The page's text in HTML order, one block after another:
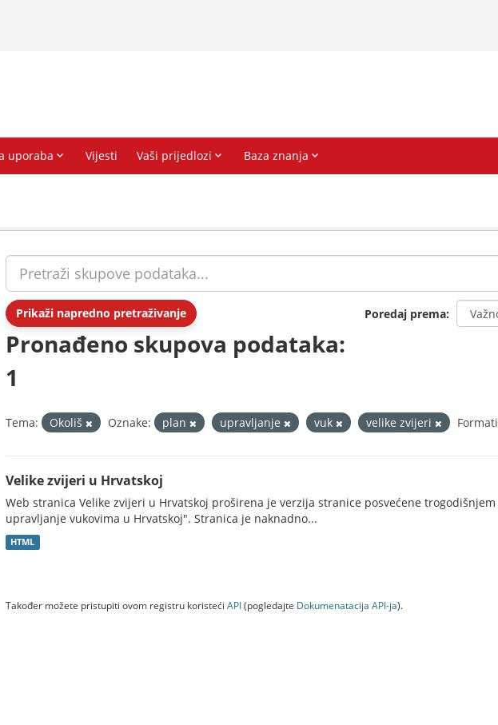
Prikaži napredno pretraživanje Poredaj prema
Pronađeno skupova podataka:
1
Tema: Okoliš Oznake: plan upravljanje vuk velike zvijeri
Velike zvijeri u Hrvatskoj
Web stranica Velike zvijeri u Hrvatskoj proširena je verzija stranice posvećene trogodišnjem
upravljanje vukovima u Hrvatskoj". Stranica je naknadno...
HTML
Također možete pristupiti ovom registru koristeći API(pogledajte Dokumenаtаcijа API-jа).